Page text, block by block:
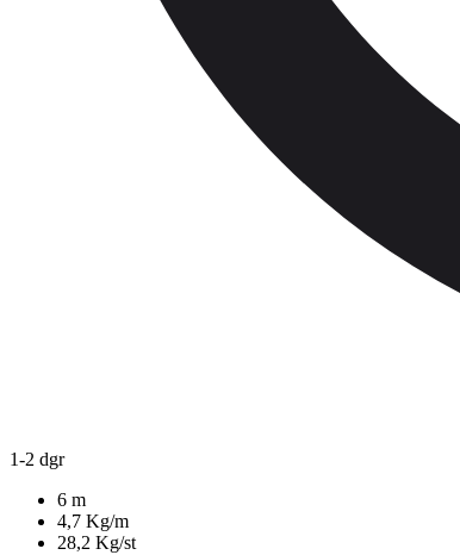
1-2 dgr
6 m
4,7 Kg/m
28,2 Kg/st